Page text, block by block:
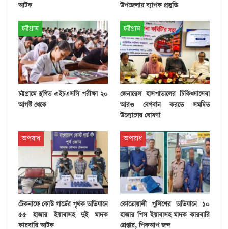
আটক
উপজেলায় ব্যাপক প্রস্তুতি
চট্টগ্রাম
চট্টগ্রামে স্থগিত এইচএসসি পরীক্ষা ২০
আগস্ট থেকে
চট্টগ্রাম
জেনারেল হাসপাতালের চিকিৎসাসেবা
আরও বেগবান করতে সমন্বিত
উদ্যোগের ঘোষণা
অপরাধ
টেকনাফে কোস্ট গার্ডের পৃথক অভিযানে
৫৫ হাজার ইয়াবাসহ দুই মাদক
কারবারি আটক
অপরাধ
কোতোয়ালী পুলিশের অভিযানে ১০
হাজার পিস ইয়াবাসহ মাদক কারবারি
গ্রেপ্তার, পিকআপ জব্দ